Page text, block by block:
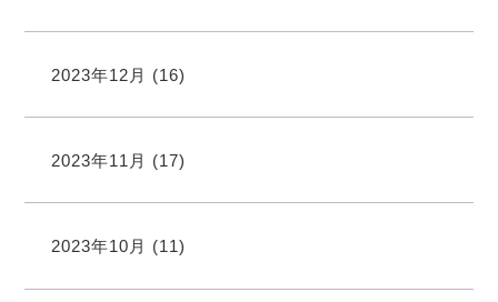
2023年12月 (16)
2023年11月 (17)
2023年10月 (11)